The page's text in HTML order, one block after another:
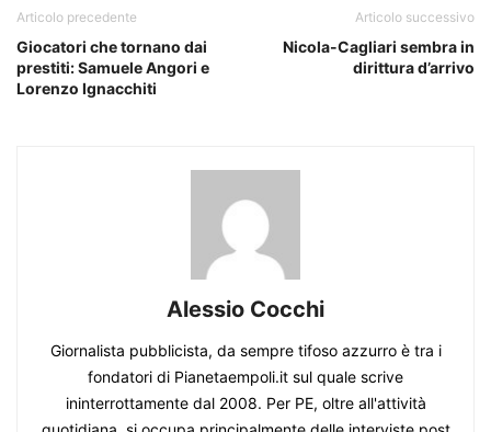
Articolo precedente
Giocatori che tornano dai
prestiti: Samuele Angori e
Lorenzo Ignacchiti
Articolo successivo
Nicola-Cagliari sembra in
dirittura d’arrivo
Alessio Cocchi
Giornalista pubblicista, da sempre tifoso azzurro è tra i
fondatori di Pianetaempoli.it sul quale scrive
ininterrottamente dal 2008. Per PE, oltre all'attività